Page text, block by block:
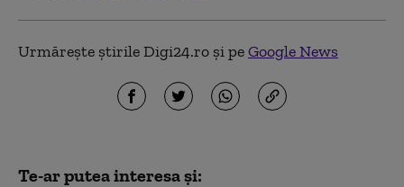
Urmărește știrile Digi24.ro și peGoogle News
Te-ar putea interesa și: